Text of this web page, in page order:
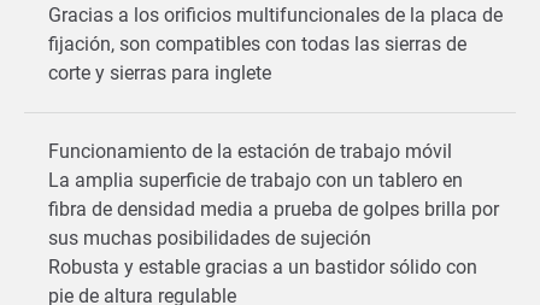
Gracias a los orificios multifuncionales de la placa de
fijación, son compatibles con todas las sierras de
corte y sierras para inglete
Funcionamiento de la estación de trabajo móvil
La amplia superficie de trabajo con un tablero en
fibra de densidad media a prueba de golpes brilla por
sus muchas posibilidades de sujeción
Robusta y estable gracias a un bastidor sólido con
pie de altura regulable